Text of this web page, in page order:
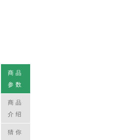
商品
参数
商品
介绍
猜你